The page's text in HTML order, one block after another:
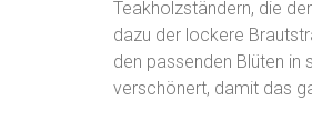
Teakholzständern, die
dazu der lockere
den passenden Blüten
verschönert, damit das